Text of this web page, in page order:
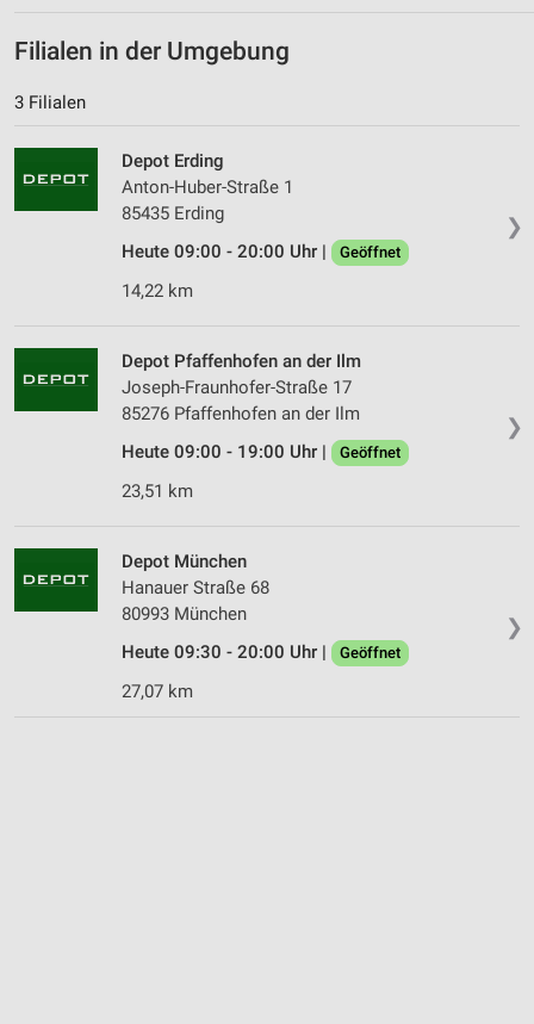
Filialen in der Umgebung
3 Filialen
❯
Depot Erding
Anton-Huber-Straße 1
85435 Erding
Heute 09:00 - 20:00 Uhr |
Geöffnet
14,22 km
❯
Depot Pfaffenhofen an der Ilm
Joseph-Fraunhofer-Straße 17
85276 Pfaffenhofen an der Ilm
Heute 09:00 - 19:00 Uhr |
Geöffnet
23,51 km
❯
Depot München
Hanauer Straße 68
80993 München
Heute 09:30 - 20:00 Uhr |
Geöffnet
27,07 km